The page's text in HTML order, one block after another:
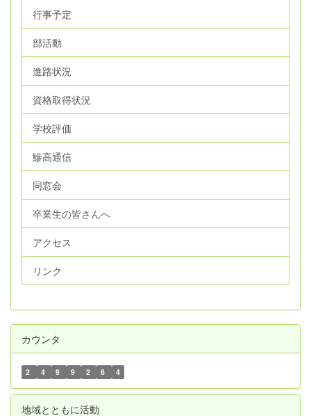
行事予定
部活動
進路状況
資格取得状況
学校評価
鰺高通信
同窓会
卒業生の皆さんへ
アクセス
リンク
カウンタ
2 4 9 9 2 6 4
地域とともに活動